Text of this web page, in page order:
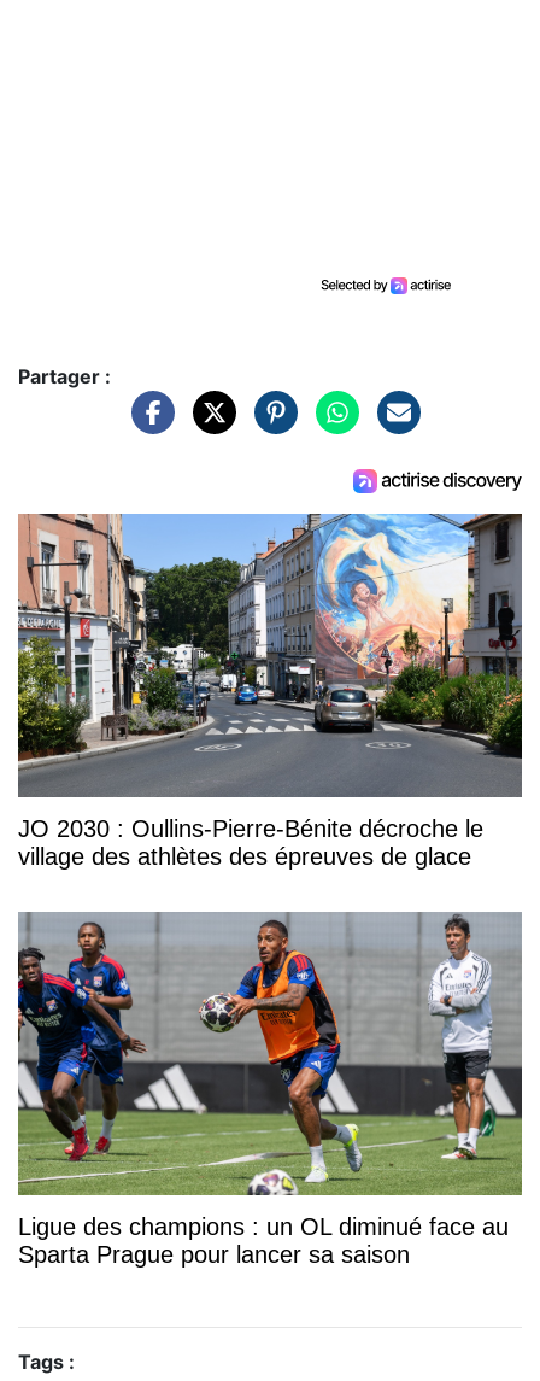
Partager :
JO 2030 : Oullins-Pierre-Bénite décroche le
village des athlètes des épreuves de glace
Ligue des champions : un OL diminué face au
Sparta Prague pour lancer sa saison
Tags :